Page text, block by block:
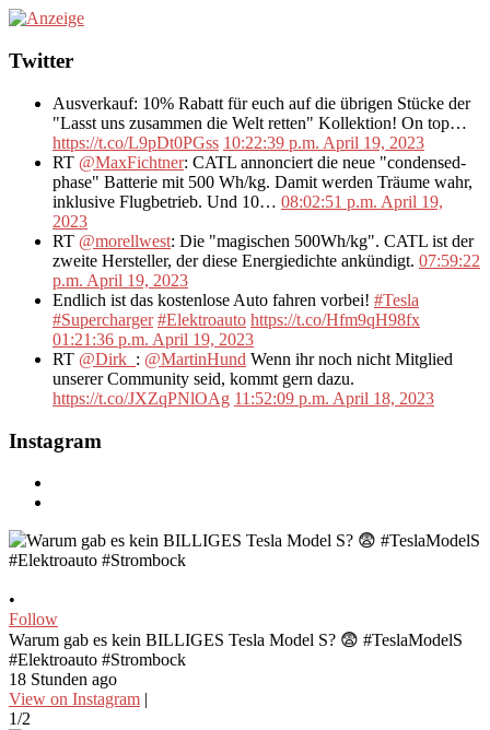
Twitter
Ausverkauf: 10% Rabatt für euch auf die übrigen Stücke der
"Lasst uns zusammen die Welt retten" Kollektion! On top…
https://t.co/L9pDt0PGss 10:22:39 p.m. April 19, 2023
RT @MaxFichtner: CATL annonciert die neue "condensed-
phase" Batterie mit 500 Wh/kg. Damit werden Träume wahr,
inklusive Flugbetrieb. Und 10… 08:02:51 p.m. April 19,
2023
RT @morellwest: Die "magischen 500Wh/kg". CATL ist der
zweite Hersteller, der diese Energiedichte ankündigt. 07:59:22
p.m. April 19, 2023
Endlich ist das kostenlose Auto fahren vorbei! #Tesla
#Supercharger #Elektroauto https://t.co/Hfm9qH98fx
01:21:36 p.m. April 19, 2023
RT @Dirk_ : @MartinHund Wenn ihr noch nicht Mitglied
unserer Community seid, kommt gern dazu.
https://t.co/JXZqPNlOAg 11:52:09 p.m. April 18, 2023
Instagram
•
Follow
Warum gab es kein BILLIGES Tesla Model S? 😨 #TeslaModelS
#Elektroauto #Strombock
18 Stunden ago
View on Instagram |
1/2